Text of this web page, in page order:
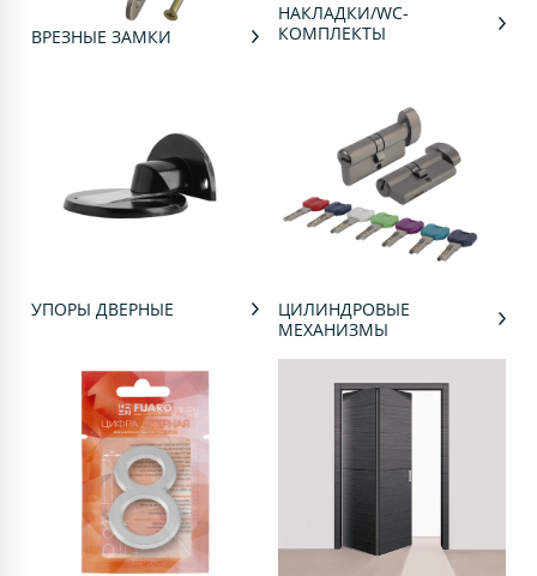
ВРЕЗНЫЕ ЗАМКИ
НАКЛАДКИ/WC-
КОМПЛЕКТЫ
УПОРЫ ДВЕРНЫЕ
ЦИЛИНДРОВЫЕ
МЕХАНИЗМЫ